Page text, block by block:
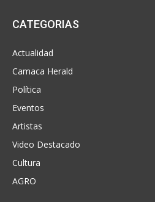
CATEGORIAS
Actualidad
Camaca Herald
Política
Eventos
Artistas
Video Destacado
Cultura
AGRO